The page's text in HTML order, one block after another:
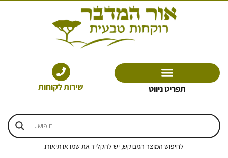
תפריט ניווט שירות לקוחות
לחיפוש המוצר המבוקש, יש להקליד את שמו או תיאורו.